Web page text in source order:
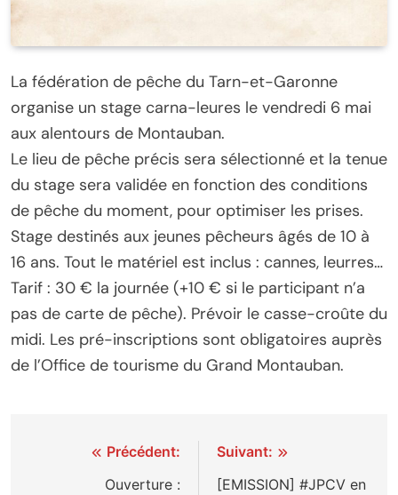
La fédération de pêche du Tarn-et-Garonne
organise un stage carna-leures le vendredi 6 mai
aux alentours de Montauban.
Le lieu de pêche précis sera sélectionné et la tenue
du stage sera validée en fonction des conditions
de pêche du moment, pour optimiser les prises.
Stage destinés aux jeunes pêcheurs âgés de 10 à
16 ans. Tout le matériel est inclus : cannes, leurres…
Tarif : 30 € la journée (+10 € si le participant n’a
pas de carte de pêche). Prévoir le casse-croûte du
midi. Les pré-inscriptions sont obligatoires auprès
de l’Office de tourisme du Grand Montauban.
NavigationPrécédent:
Ouverture :
Suivant:
[EMISSION] #JPCV en